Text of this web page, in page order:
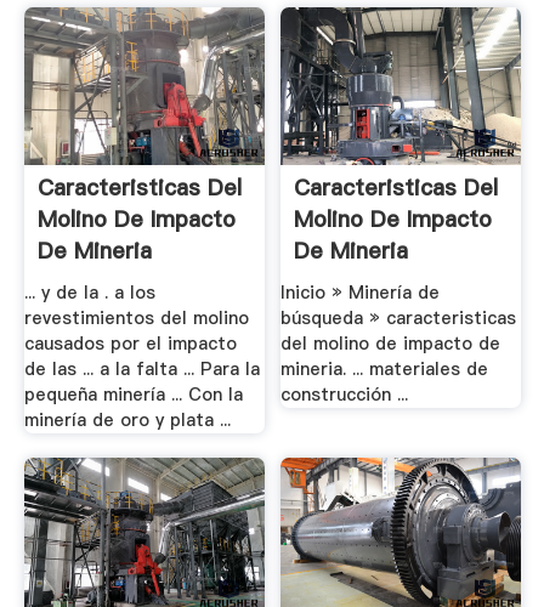
Caracteristicas Del
Molino De Impacto
De Mineria
... y de la . a los
revestimientos del molino
causados por el impacto
de las ... a la falta ... Para la
pequeña minería ... Con la
minería de oro y plata ...
Caracteristicas Del
Molino De Impacto
De Mineria
Inicio » Minería de
búsqueda » caracteristicas
del molino de impacto de
mineria. ... materiales de
construcción ...